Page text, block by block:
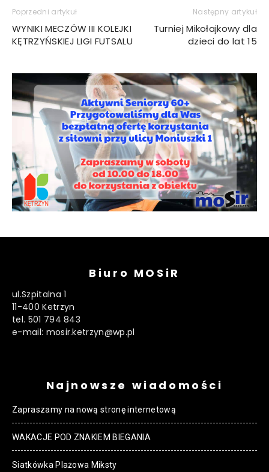
Poprzedni artykuł
WYNIKI MECZÓW III KOLEJKI
KĘTRZYŃSKIEJ LIGI FUTSALU
Następny artykuł
Turniej Mikołajkowy dla
dzieci do lat 15
Biuro MOSiR
ul.Szpitalna 1
11-400 Ketrzyn
tel. 501 794 843
e-mail: mosir.ketrzyn@wp.pl
Najnowsze wiadomości
Zapraszamy na nową stronę internetową
WAKACJE POD ZNAKIEM BIEGANIA
Siatkówka Plażowa Miksty